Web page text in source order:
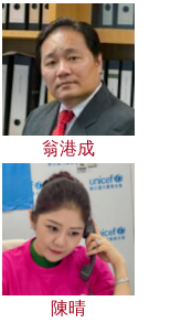
翁港成
陳晴